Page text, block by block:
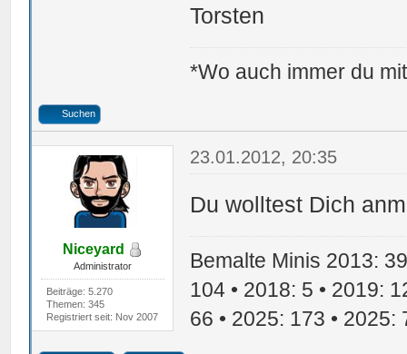
Torsten
*Wo auch immer du
Suchen
Niceyard
Administrator
Beiträge: 5.270
Themen: 345
Registriert seit: Nov 2007
23.01.2012, 20:35
Du wolltest Dich
Bemalte Minis 2013:
104 • 2018: 5 • 2019:
66 • 2025: 173 • 2025: